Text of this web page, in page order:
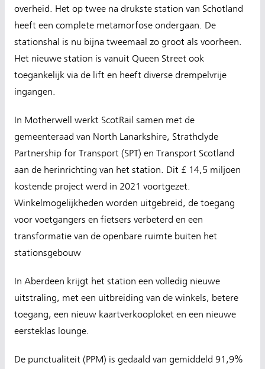
overheid. Het op twee na drukste station van Schotland
heeft een complete metamorfose ondergaan. De
stationshal is nu bijna tweemaal zo groot als voorheen.
Het nieuwe station is vanuit Queen Street ook
toegankelijk via de lift en heeft diverse drempelvrije
ingangen.
In Motherwell werkt ScotRail samen met de
gemeenteraad van North Lanarkshire, Strathclyde
Partnership for Transport (SPT) en Transport Scotland
aan de herinrichting van het station. Dit £ 14,5 miljoen
kostende project werd in 2021 voortgezet.
Winkelmogelijkheden worden uitgebreid, de toegang
voor voetgangers en fietsers verbeterd en een
transformatie van de openbare ruimte buiten het
stationsgebouw
In Aberdeen krijgt het station een volledig nieuwe
uitstraling, met een uitbreiding van de winkels, betere
toegang, een nieuw kaartverkooploket en een nieuwe
eersteklas lounge.
De punctualiteit (PPM) is gedaald van gemiddeld 91,9%